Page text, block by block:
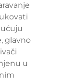
glavno
u